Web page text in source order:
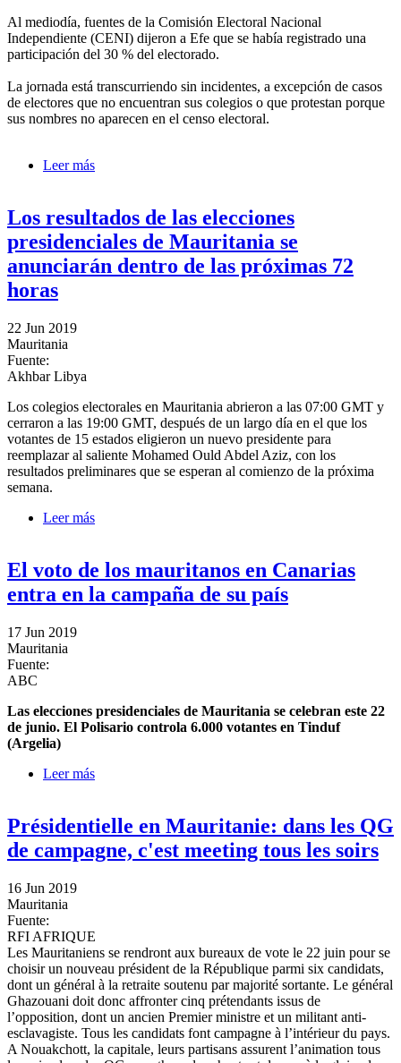
Al mediodía, fuentes de la Comisión Electoral Nacional
Independiente (CENI) dijeron a Efe que se había registrado una
participación del 30 % del electorado.
La jornada está transcurriendo sin incidentes, a excepción de casos
de electores que no encuentran sus colegios o que protestan porque
sus nombres no aparecen en el censo electoral.
Leer más
Los resultados de las elecciones
presidenciales de Mauritania se
anunciarán dentro de las próximas 72
horas
22 Jun 2019
Mauritania
Fuente:
Akhbar Libya
Los colegios electorales en Mauritania abrieron a las 07:00 GMT y
cerraron a las 19:00 GMT, después de un largo día en el que los
votantes de 15 estados eligieron un nuevo presidente para
reemplazar al saliente Mohamed Ould Abdel Aziz, con los
resultados preliminares que se esperan al comienzo de la próxima
semana.
Leer más
El voto de los mauritanos en Canarias
entra en la campaña de su país
17 Jun 2019
Mauritania
Fuente:
ABC
Las elecciones presidenciales de Mauritania se celebran este 22
de junio. El Polisario controla 6.000 votantes en Tinduf
(Argelia)
Leer más
Présidentielle en Mauritanie: dans les QG
de campagne, c'est meeting tous les soirs
16 Jun 2019
Mauritania
Fuente:
RFI AFRIQUE
Les Mauritaniens se rendront aux bureaux de vote le 22 juin pour se
choisir un nouveau président de la République parmi six candidats,
dont un général à la retraite soutenu par majorité sortante. Le général
Ghazouani doit donc affronter cinq prétendants issus de
l’opposition, dont un ancien Premier ministre et un militant anti-
esclavagiste. Tous les candidats font campagne à l’intérieur du pays.
A Nouakchott, la capitale, leurs partisans assurent l’animation tous